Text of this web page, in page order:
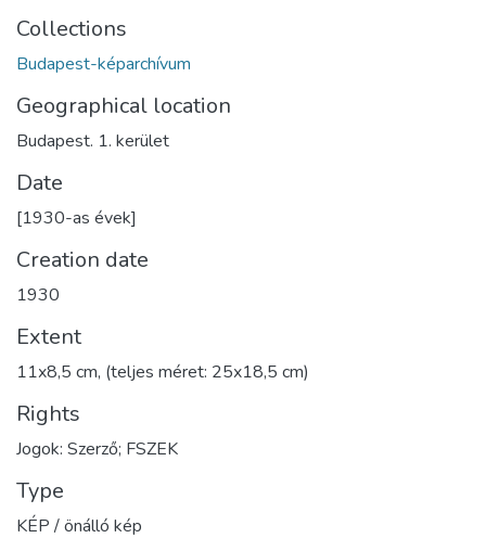
Collections
Budapest-képarchívum
Geographical location
Budapest. 1. kerület
Date
[1930-as évek]
Creation date
1930
Extent
11x8,5 cm, (teljes méret: 25x18,5 cm)
Rights
Jogok: Szerző; FSZEK
Type
KÉP / önálló kép